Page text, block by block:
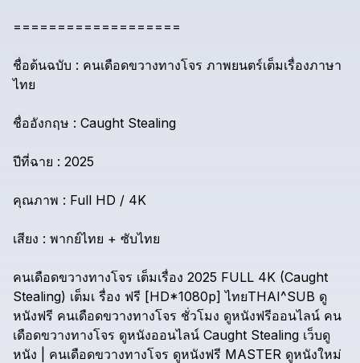
===================
ชื่อต้นฉบับ : คนเดือดขวางทางโจร ภาพยนตร์เต็มเรื่องภาษา
ไทย
ชื่ออังกฤษ : Caught Stealing
ปีที่ฉาย : 2025
คุณภาพ : Full HD / 4K
เสียง : พากย์ไทย + ซับไทย
คนเดือดขวางทางโจร เต็มเรื่อง 2025 FULL 4K (Caught
Stealing) เต็มเ รื่อง ฟรี [HD*1080p] ไทยTHAI^SUB ดู
หนังฟรี คนเดือดขวางทางโจร ชั่วโมง ดูหนังฟรีออนไลน์ คน
เดือดขวางทางโจร ดูหนังออนไลน์ Caught Stealing เว็บดู
หนัง
คนเดือดขวางทางโจร ดูหนังฟรี MASTER ดูหนังใหม่